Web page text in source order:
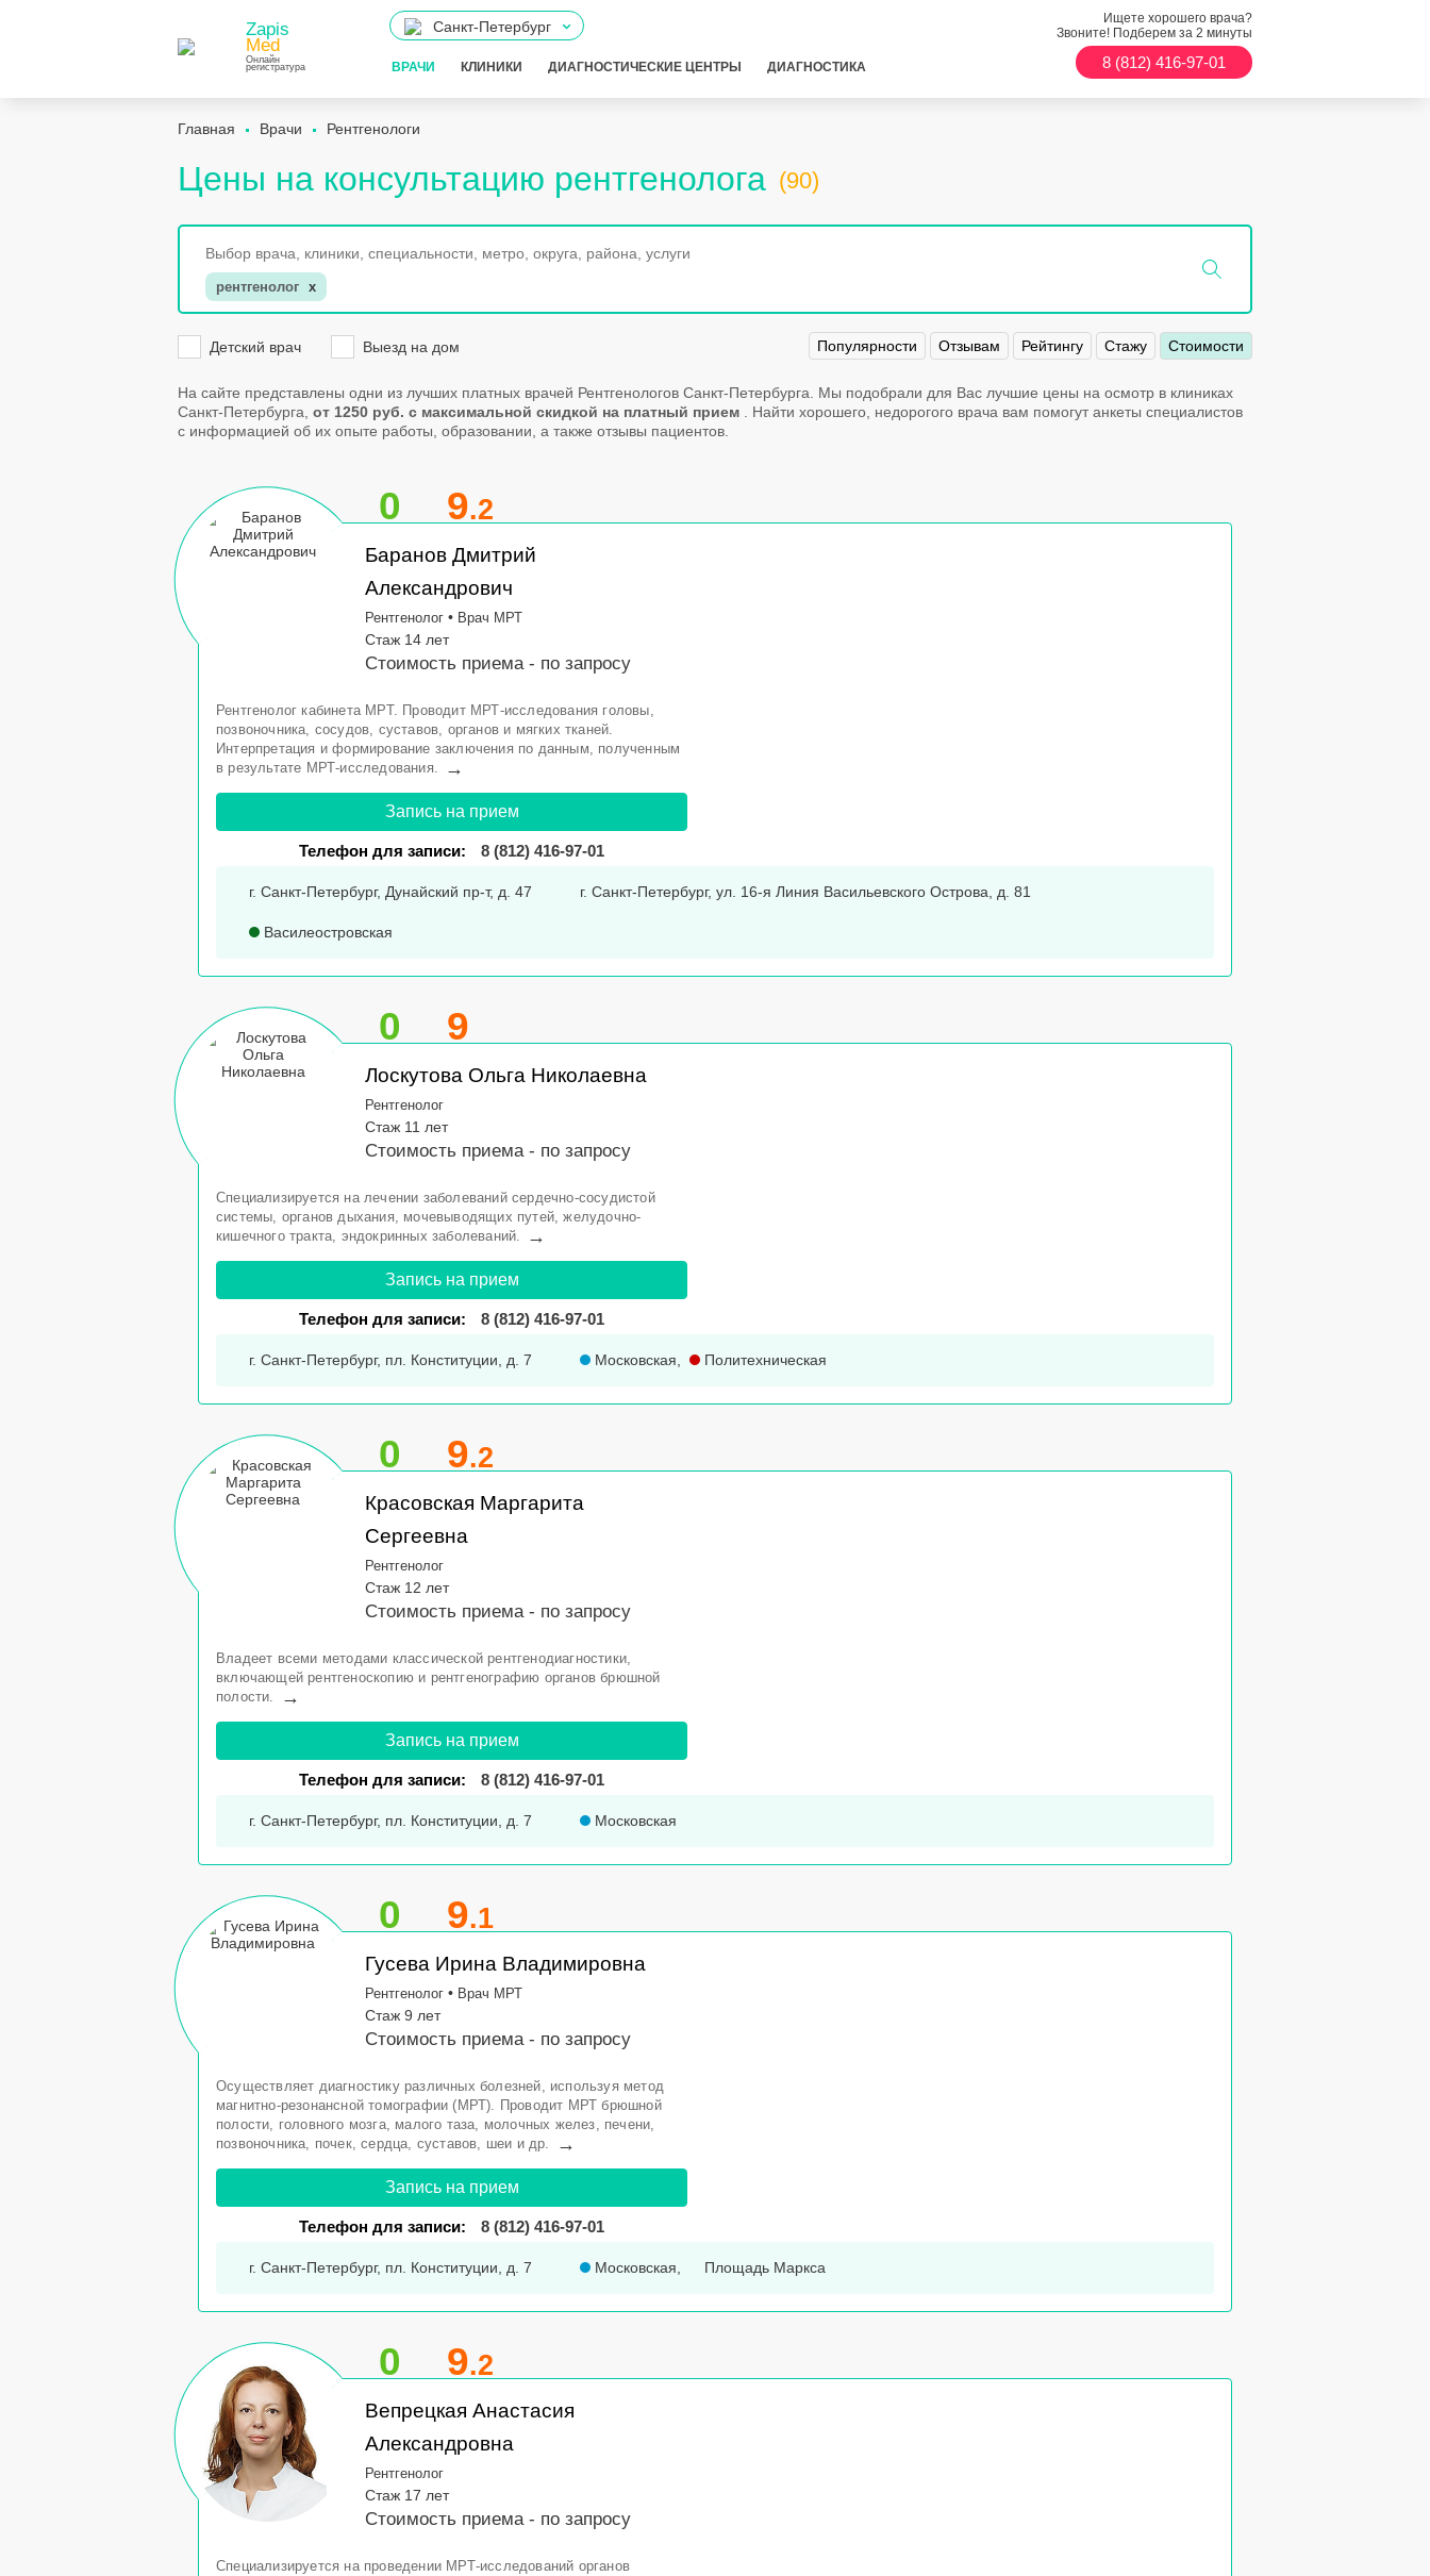
Zapis
Med
Онлайн
регистратура
Ищете хорошего врача?
Звоните! Подберем за 2 минуты
8 (812) 416-97-01
Санкт-Петербург
ВРАЧИ КЛИНИКИ ДИАГНОСТИЧЕСКИЕ ЦЕНТРЫ ДИАГНОСТИКА
Главная Врачи Рентгенологи
Цены на консультацию рентгенолога (90)
рентгенолог x
Детский врач Выезд на дом Популярности Отзывам Рейтингу Стажу Стоимости
На сайте представлены одни из лучших платных врачей Рентгенологов Санкт-Петербурга. Мы подобрали для Вас лучшие цены на осмотр в клиниках
Санкт-Петербурга, от 1250 руб. с максимальной скидкой на платный прием
. Найти хорошего, недорогого врача вам помогут анкеты специалистов
с информацией об их опыте работы, образовании, а также отзывы пациентов.
0 9.2
Баранов Дмитрий
Александрович
Рентгенолог • Врач МРТ
Стаж 14 лет
Стоимость приема - по запросу
Рентгенолог кабинета МРТ. Проводит МРТ-исследования головы,
позвоночника, сосудов, суставов, органов и мягких тканей.
Интерпретация и формирование заключения по данным, полученным
в результате МРТ-исследования.
→
Запись на прием
Телефон для записи: 8 (812) 416-97-01
г. Санкт-Петербург, Дунайский пр-т, д. 47 г. Санкт-Петербург, ул. 16-я Линия Васильевского Острова, д. 81
Василеостровская
0 9
Лоскутова Ольга Николаевна
Рентгенолог
Стаж 11 лет
Стоимость приема - по запросу
Специализируется на лечении заболеваний сердечно-сосудистой
системы, органов дыхания, мочевыводящих путей, желудочно-
кишечного тракта, эндокринных заболеваний.
→
Запись на прием
Телефон для записи: 8 (812) 416-97-01
г. Санкт-Петербург, пл. Конституции, д. 7 Московская Политехническая
0 9.2
Красовская Маргарита
Сергеевна
Рентгенолог
Стаж 12 лет
Стоимость приема - по запросу
Владеет всеми методами классической рентгенодиагностики,
включающей рентгеноскопию и рентгенографию органов брюшной
полости.
→
Запись на прием
Телефон для записи: 8 (812) 416-97-01
г. Санкт-Петербург, пл. Конституции, д. 7 Московская
0 9.1
Гусева Ирина Владимировна
Рентгенолог • Врач МРТ
Стаж 9 лет
Стоимость приема - по запросу
Осуществляет диагностику различных болезней, используя метод
магнитно-резонансной томографии (МРТ). Проводит МРТ брюшной
полости, головного мозга, малого таза, молочных желез, печени,
позвоночника, почек, сердца, суставов, шеи и др.
→
Запись на прием
Телефон для записи: 8 (812) 416-97-01
г. Санкт-Петербург, пл. Конституции, д. 7 Московская Площадь Маркса
0 9.2
Вепрецкая Анастасия
Александровна
Рентгенолог
Стаж 17 лет
Стоимость приема - по запросу
Специализируется на проведении МРТ-исследований органов